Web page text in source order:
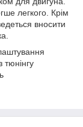
легкого. Крім
вносити
тюнінгу